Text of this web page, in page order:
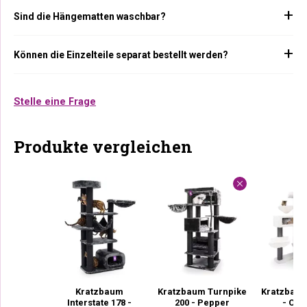
Sind die Hängematten waschbar?
Können die Einzelteile separat bestellt werden?
Stelle eine Frage
Produkte vergleichen
Kratzbaum
Interstate 178 -
Kratzbaum Turnpike
200 - Pepper
- Off